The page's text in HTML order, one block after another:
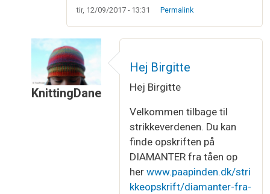
tir, 12/09/2017 - 13:31 Permalink
KnittingDane
Flot mønsterafBirgitte
Hej Birgitte
Hej Birgitte
Velkommen tilbage til
strikkeverdenen. Du kan
finde opskriften på
DIAMANTER fra tåen op
her www.paapinden.dk/stri
kkeopskrift/diamanter-fra-